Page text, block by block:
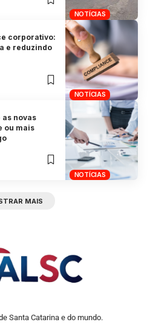
NOTÍCIAS
NOTÍCIAS
corporativo:
e reduzindo
NOTÍCIAS
novas
ou mais
MAIS
Santa Catarina e do mundo.